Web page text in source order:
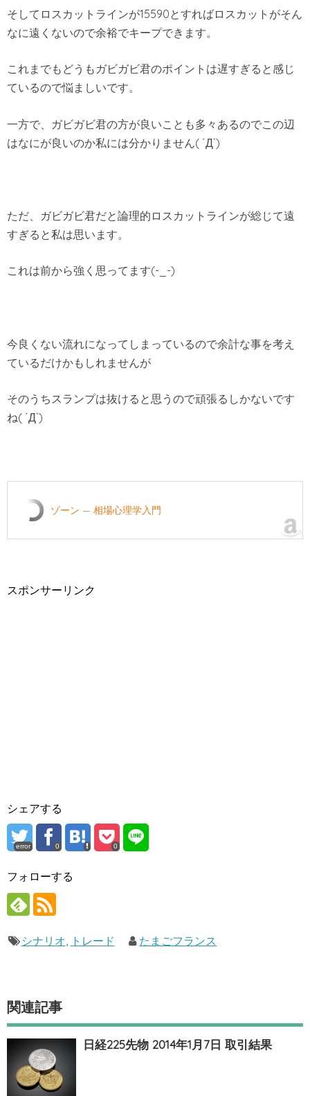
そしてロスカットラインが15590とすればロスカットがそん
なに遠くないので余裕でキープできます。
これまでもどうもガビガビ君のポイントは遅すぎると感じ
ているので悩ましいです。
一方で、ガビガビ君の方が良いことも多々あるのでこの辺
はなにが良いのか私には分かりません( ´Д`)
ただ、ガビガビ君だと論理的ロスカットラインが総じて遠
すぎると私は思います。
これは前から強く思ってます(-_-)
今良くない流れになってしまっているので余計な事を考え
ているだけかもしれませんが
そのうちスランプは抜けると思うので頑張るしかないです
ね( ´Д`)
ゾーン — 相場心理学入門
スポンサーリンク
シェアする
error 0 0
フォローする
シナリオ, トレード たまごフランス
関連記事
日経225先物 2014年1月7日 取引結果